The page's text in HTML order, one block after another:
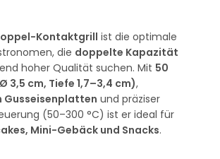
Kontaktgrill ist die optimale
die doppelte Kapazität
hoher Qualität suchen. Mit 50
3,5 cm, Tiefe 1,7–3,4 cm),
Gusseisenplatten und präziser
(50–300 °C) ist er ideal für
Mini-Gebäck und Snacks.